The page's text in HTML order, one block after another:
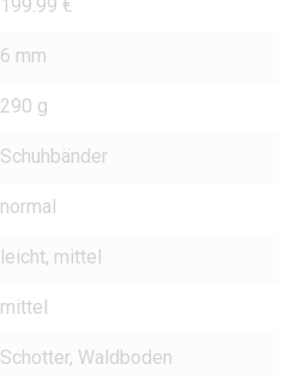
199.99 €
6 mm
290 g
Schuhbänder
normal
leicht, mittel
mittel
Schotter, Waldboden